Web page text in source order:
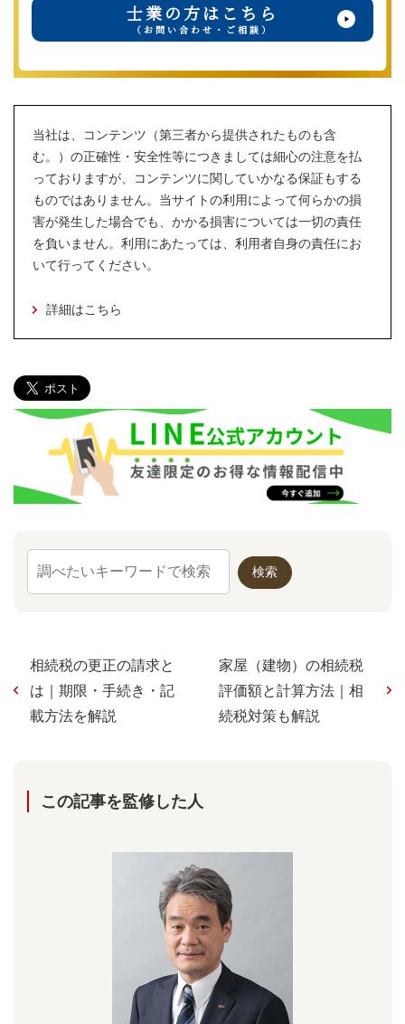
士業の方はこちら
（お問い合わせ・ご相談）
当社は、コンテンツ（第三者から提供されたものも含
む。）の正確性・安全性等につきましては細心の注意を払
っておりますが、コンテンツに関していかなる保証もする
ものではありません。当サイトの利用によって何らかの損
害が発生した場合でも、かかる損害については一切の責任
を負いません。利用にあたっては、利用者自身の責任にお
いて行ってください。
詳細はこちら
相続税の更正の請求と
は｜期限・手続き・記
載方法を解説
家屋（建物）の相続税
評価額と計算方法｜相
続税対策も解説
この記事を監修した⼈